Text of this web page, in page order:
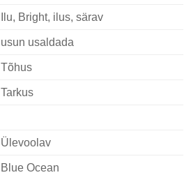
Ilu, Bright, ilus, särav
usun usaldada
Tõhus
Tarkus
Ülevoolav
Blue Ocean